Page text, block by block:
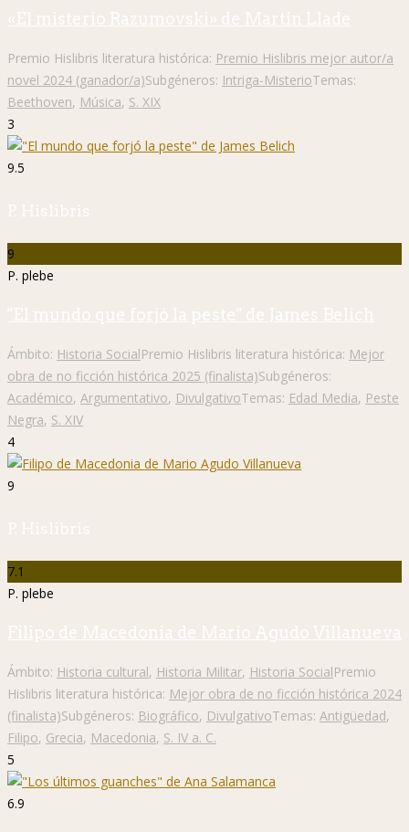
«El misterio Razumovski» de Martín Llade
Premio Hislibris literatura histórica: Premio Hislibris mejor autor/a
novel 2024 (ganador/a)Subgéneros: Intriga-MisterioTemas:
Beethoven, Música, S. XIX
3
9.5
P. Hislibris
9
P. plebe
"El mundo que forjó la peste" de James Belich
Ámbito: Historia SocialPremio Hislibris literatura histórica: Mejor
obra de no ficción histórica 2025 (finalista)Subgéneros:
Académico, Argumentativo, DivulgativoTemas: Edad Media, Peste
Negra, S. XIV
4
9
P. Hislibris
7.1
P. plebe
Filipo de Macedonia de Mario Agudo Villanueva
Ámbito: Historia cultural, Historia Militar, Historia SocialPremio
Hislibris literatura histórica: Mejor obra de no ficción histórica 2024
(finalista)Subgéneros: Biográfico, DivulgativoTemas: Antigüedad,
Filipo, Grecia, Macedonia, S. IV a. C.
5
6.9